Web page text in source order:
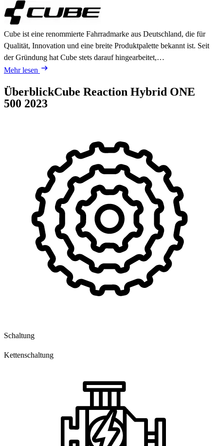
Cube ist eine renommierte Fahrradmarke aus Deutschland, die für
Qualität, Innovation und eine breite Produktpalette bekannt ist. Seit
der Gründung hat Cube stets darauf hingearbeitet,…
Mehr lesen
ÜberblickCube Reaction Hybrid ONE
500 2023
Schaltung
Kettenschaltung